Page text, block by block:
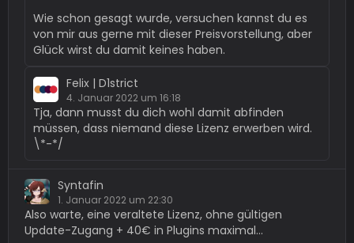
Wie schon gesagt wurde, versuchen kannst du es
von mir aus gerne mit dieser Preisvorstellung, aber
Glück wirst du damit keines haben.
Felix | D1strict
4. Januar 2022 um 16:18
Tja, dann musst du dich wohl damit abfinden
müssen, dass niemand diese Lizenz erwerben wird.
\*-*/
Syntafin
1. Januar 2022 um 22:30
Also warte, eine veraltete Lizenz, ohne gültigen
Update-Zugang + 40€ in Plugins maximal...